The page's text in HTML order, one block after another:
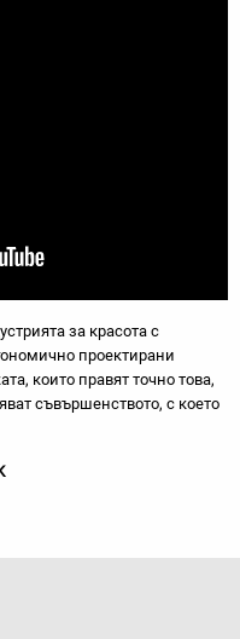
за красота с
проектирани
които правят точно това,
съвършенството, с което